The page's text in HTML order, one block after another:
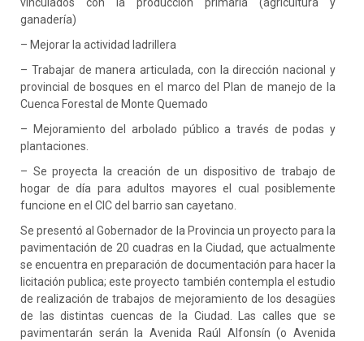
ganadería)
– Mejorar la actividad ladrillera
– Trabajar de manera articulada, con la dirección nacional y
provincial de bosques en el marco del Plan de manejo de la
Cuenca Forestal de Monte Quemado
– Mejoramiento del arbolado público a través de podas y
plantaciones.
– Se proyecta la creación de un dispositivo de trabajo de
hogar de día para adultos mayores el cual posiblemente
funcione en el CIC del barrio san cayetano.
Se presentó al Gobernador de la Provincia un proyecto para la
pavimentación de 20 cuadras en la Ciudad, que actualmente
se encuentra en preparación de documentación para hacer la
licitación publica; este proyecto también contempla el estudio
de realización de trabajos de mejoramiento de los desagües
de las distintas cuencas de la Ciudad. Las calles que se
pavimentarán serán la Avenida Raúl Alfonsín (o Avenida